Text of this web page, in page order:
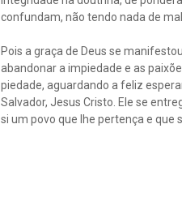
confundam, não tendo nada de
Pois a graça de Deus se
abandonar a impiedade e as
piedade, aguardando a feliz
Salvador, Jesus Cristo. Ele se
si um povo que lhe pertença e que